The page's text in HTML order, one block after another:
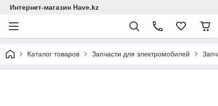
Интернет-магазин Have.kz
Каталог товаров Запчасти для электромобилей